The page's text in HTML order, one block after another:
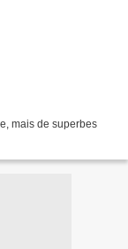
mais de superbes